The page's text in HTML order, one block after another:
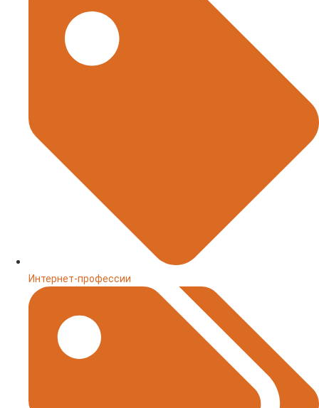
Интернет-профессии